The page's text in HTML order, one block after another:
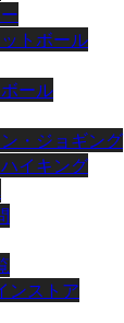
トボール
ール
・ジョギング
イキング
ンストア